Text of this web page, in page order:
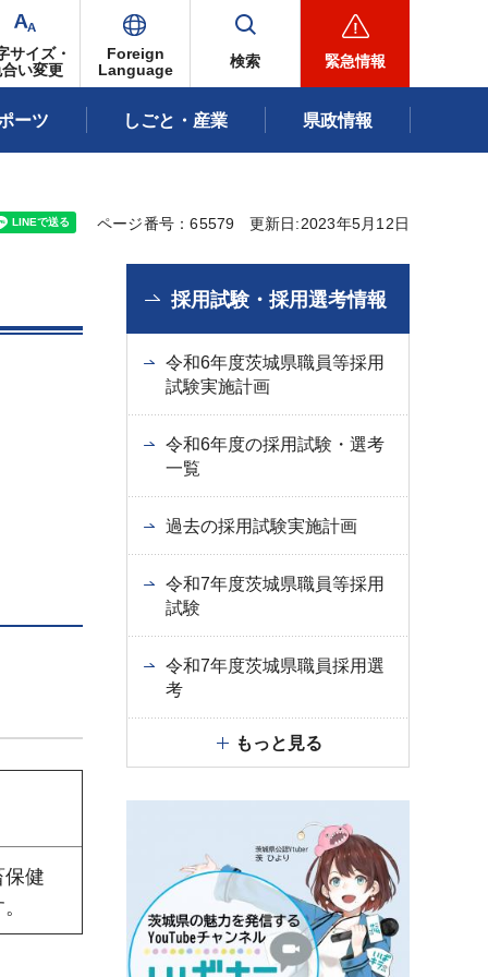
サイズ・
い変更
Foreign
Language
検索 緊急情報
ーツ しごと・産業 県政情報
ページ番号：65579 更新日:2023年5月12日
保健
採用試験・採用選考情報
令和6年度茨城県職員等採用
試験実施計画
令和6年度の採用試験・選考
一覧
過去の採用試験実施計画
令和7年度茨城県職員等採用
試験
令和7年度茨城県職員採用選
考
もっと見る